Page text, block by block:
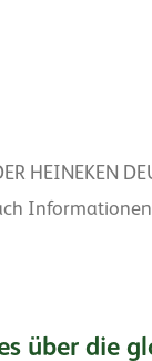
HEINEKEN
über die